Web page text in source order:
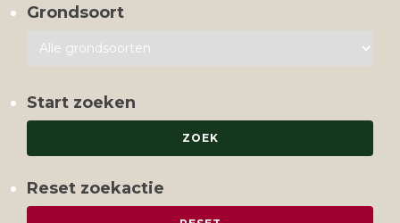
Grondsoort
Start zoeken
Reset zoekactie